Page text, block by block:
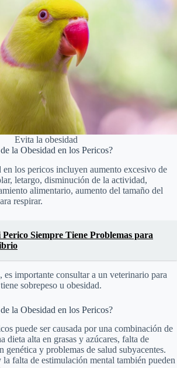
Evita la obesidad
la Obesidad en los Pericos?
en los pericos incluyen aumento excesivo de
letargo, disminución de la actividad,
alimentario, aumento del tamaño del
respirar.
Siempre Tiene Problemas para
es importante consultar a un veterinario para
sobrepeso u obesidad.
la Obesidad en los Pericos?
puede ser causada por una combinación de
dieta alta en grasas y azúcares, falta de
genética y problemas de salud subyacentes.
falta de estimulación mental también pueden